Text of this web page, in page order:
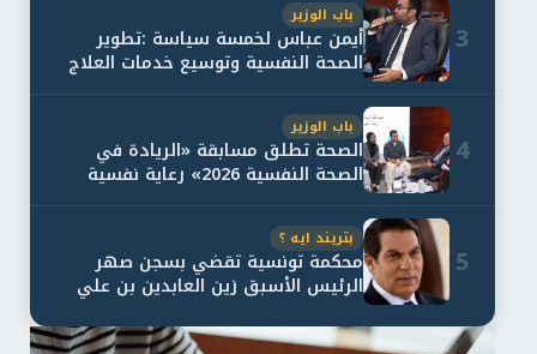
3
باب الوزير
أيمن عباس لخمسة سياسة :تطوير
الصحة النفسية وتوسيع خدمات العلاج
4
باب الوزير
الصحة تطلق مسابقة «الريادة في
الصحة النفسية 2026» رعاية نفسية
5
بتريند ايه ؟
محكمة تونسية تقضي بسجن صهر
الرئيس الأسبق زين العابدين بن علي